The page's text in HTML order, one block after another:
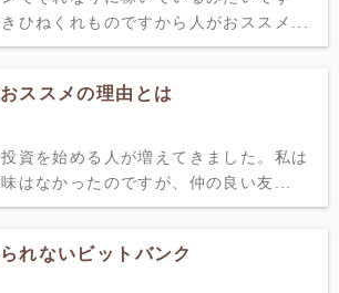
ひねくれものですから人がおススメ...
ススメの理由とは
資を始める人が増えてきました。私は
はなかったのですが、仲の良い友...
れないビットバンク